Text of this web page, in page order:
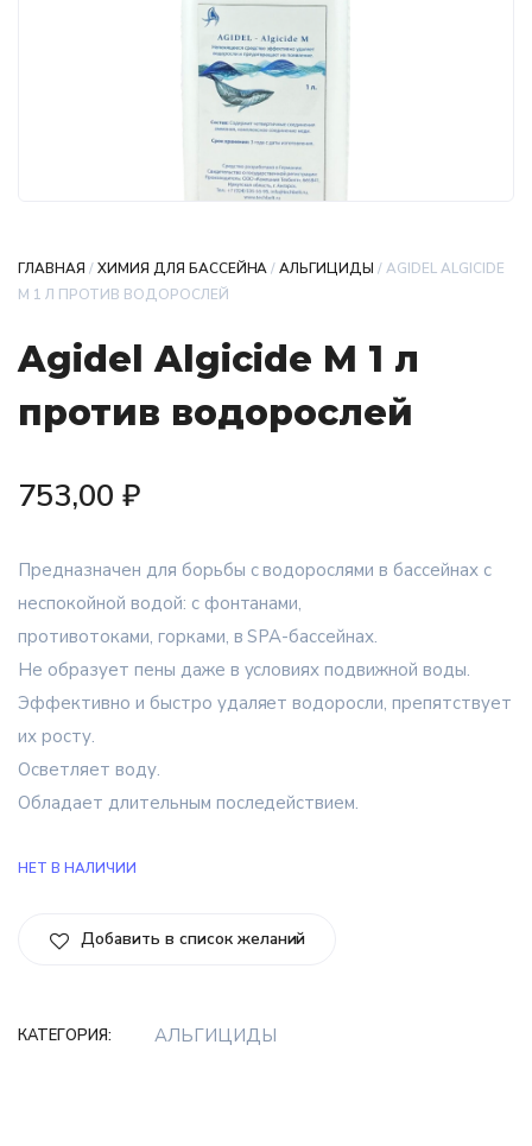
ГЛАВНАЯ /ХИМИЯ ДЛЯ БАССЕЙНА/АЛЬГИЦИДЫ / AGIDEL ALGICIDE
M 1 Л ПРОТИВ ВОДОРОСЛЕЙ
Agidel Algicide M 1 л
против водорослей
753,00 ₽
Предназначен для борьбы с водорослями в бассейнах с
неспокойной водой: с фонтанами,
противотоками, горками, в SPA-бассейнах.
Не образует пены даже в условиях подвижной воды.
Эффективно и быстро удаляет водоросли, препятствует
их росту.
Осветляет воду.
Обладает длительным последействием.
НЕТ В НАЛИЧИИ
Добавить в список желаний
КАТЕГОРИЯ: АЛЬГИЦИДЫ